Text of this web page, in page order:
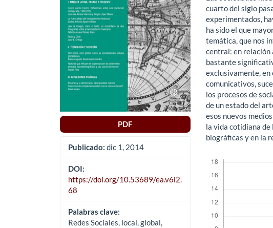
artículo
PDF
Publicado: dic 1, 2014
DOI:
https://doi.org/10.53689/ea.v6i2.
68
Palabras clave:
Redes Sociales, local, global,
artículo
cuarto del siglo
experimentados,
ha sido el que
temática, que nos
central: en relación
bastante
exclusivamente,
comunicativos,
los procesos de
de un estado del
esos nuevos
la vida cotidiana de
biográficas y en la